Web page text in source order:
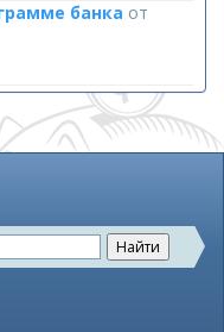
банка от